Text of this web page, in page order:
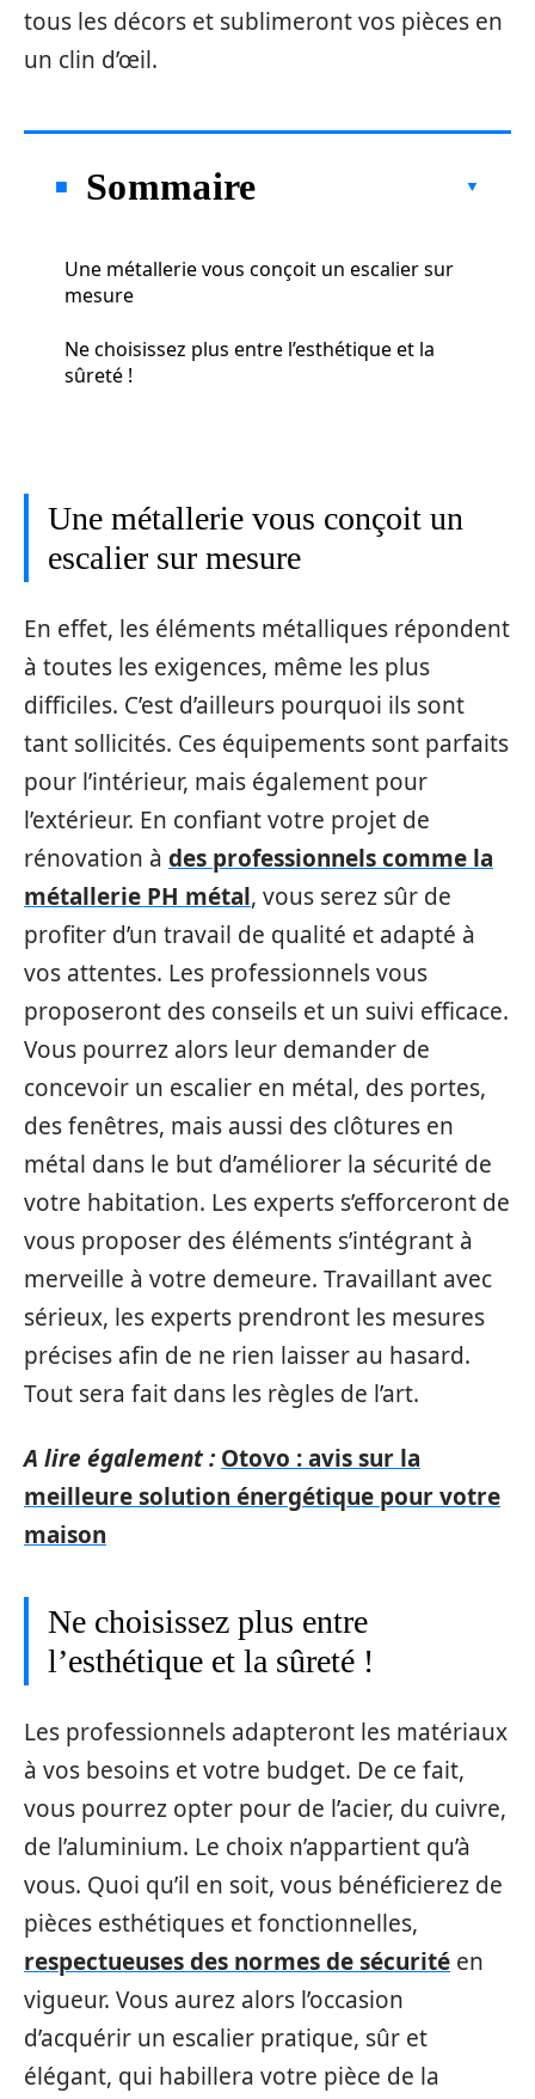
tous les décors et sublimeront vos pièces en
un clin d’œil.
Sommaire
Une métallerie vous conçoit un escalier sur
mesure
Ne choisissez plus entre l’esthétique et la
sûreté !
Une métallerie vous conçoit un
escalier sur mesure
En effet, les éléments métalliques répondent
à toutes les exigences, même les plus
difficiles. C’est d’ailleurs pourquoi ils sont
tant sollicités. Ces équipements sont parfaits
pour l’intérieur, mais également pour
l’extérieur. En confiant votre projet de
rénovation à des professionnels comme la
métallerie PH métal, vous serez sûr de
profiter d’un travail de qualité et adapté à
vos attentes. Les professionnels vous
proposeront des conseils et un suivi efficace.
Vous pourrez alors leur demander de
concevoir un escalier en métal, des portes,
des fenêtres, mais aussi des clôtures en
métal dans le but d’améliorer la sécurité de
votre habitation. Les experts s’efforceront de
vous proposer des éléments s’intégrant à
merveille à votre demeure. Travaillant avec
sérieux, les experts prendront les mesures
précises afin de ne rien laisser au hasard.
Tout sera fait dans les règles de l’art.
A lire également : Otovo : avis sur la
meilleure solution énergétique pour votre
maison
Ne choisissez plus entre
l’esthétique et la sûreté !
Les professionnels adapteront les matériaux
à vos besoins et votre budget. De ce fait,
vous pourrez opter pour de l’acier, du cuivre,
de l’aluminium. Le choix n’appartient qu’à
vous. Quoi qu’il en soit, vous bénéficierez de
pièces esthétiques et fonctionnelles,
respectueuses des normes de sécurité en
vigueur. Vous aurez alors l’occasion
d’acquérir un escalier pratique, sûr et
élégant, qui habillera votre pièce de la